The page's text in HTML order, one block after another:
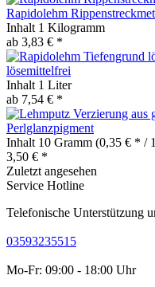
Rapidolehm
Inhalt 1 Kilogramm
ab 3,83 € *
lösemittelfrei
Inhalt 1 Liter
ab 7,54 € *
Perlglanzpigment
Inhalt 10 Gramm (0,35 € * /
3,50 € *
Zuletzt angesehen
Service Hotline
Telefonische Unterstützung
03593235515
Mo-Fr: 09:00 - 18:00 Uhr